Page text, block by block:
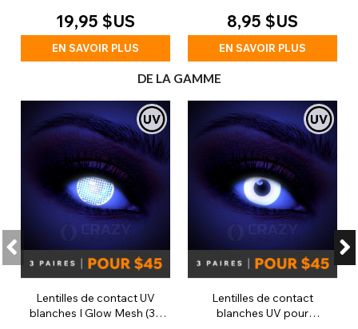
19,95 $US
EN SAVOIR PLUS
8,95 $US
EN SAVOIR PLUS
DE LA GAMME
Lentilles de contact UV
blanches I Glow Mesh (30
Lentilles de contact
blanches UV pour